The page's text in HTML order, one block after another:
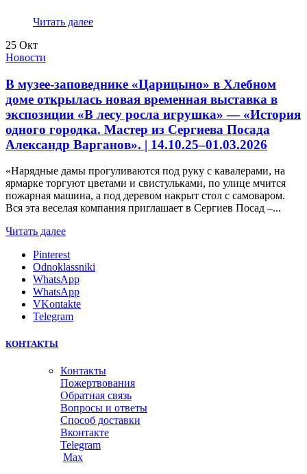
Читать далее
25 Окт
Новости
В музее-заповеднике «Царицыно» в Хлебном
доме открылась новая временная выставка в
экспозиции «В лесу росла игрушка» — «История
одного городка. Мастер из Сергиева Посада
Александр Варганов». | 14.10.25–01.03.2026
«Нарядные дамы прогуливаются под руку с кавалерами, на
ярмарке торгуют цветами и свистульками, по улице мчится
пожарная машина, а под деревом накрыт стол с самоваром.
Вся эта веселая компания приглашает в Сергиев Посад –...
Читать далее
Pinterest
Odnoklassniki
WhatsApp
WhatsApp
VKontakte
Telegram
КОНТАКТЫ
Контакты
Пожертвования
Обратная связь
Вопросы и ответы
Способ доставки
Вконтакте
Telegram
Max